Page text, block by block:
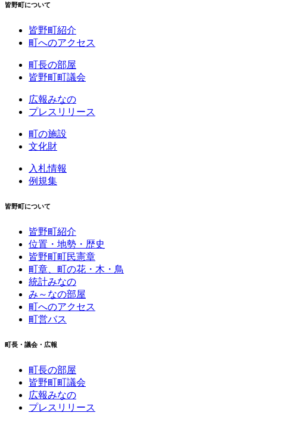
皆野町について
皆野町紹介
町へのアクセス
町長の部屋
皆野町町議会
広報みなの
プレスリリース
町の施設
文化財
入札情報
例規集
皆野町について
皆野町紹介
位置・地勢・歴史
皆野町町民憲章
町章、町の花・木・鳥
統計みなの
み～なの部屋
町へのアクセス
町営バス
町長・議会・広報
町長の部屋
皆野町町議会
広報みなの
プレスリリース